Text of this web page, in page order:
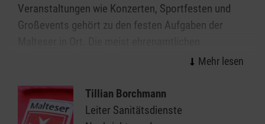
Veranstaltungen wie Konzerten, Sportfesten und
Großevents gehört zu den festen Aufgaben der
Mitarbeitenden des Malteser Sanitätsdiensts leisten
Veranstaltungen ab einer gewissen Dimension bzw.
mit einer bestimmten Charakteristik erfordern einen
Tillian Borchmann
Leiter Sanitätsdienste